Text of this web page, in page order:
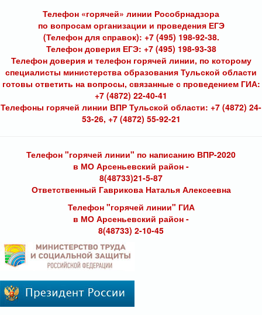
Телефон «горячей» линии Рособрнадзора
по вопросам организации и проведения ЕГЭ
(Телефон для справок): +7 (495) 198-92-38.
Телефон доверия ЕГЭ: +7 (495) 198-93-38
Телефон доверия и телефон горячей линии, по которому
специалисты министерства образования Тульской области
готовы ответить на вопросы, связанные с проведением ГИА:
+7 (4872) 22-40-41
Телефоны горячей линии ВПР Тульской области: +7 (4872) 24-
53-26, +7 (4872) 55-92-21
Телефон "горячей линии" по написанию ВПР-2020
в МО Арсеньевский район -
8(48733)21-5-87
Ответственный Гаврикова Наталья Алексеевна
Телефон "горячей линии" ГИА
в МО Арсеньевский район -
8(48733) 2-10-45